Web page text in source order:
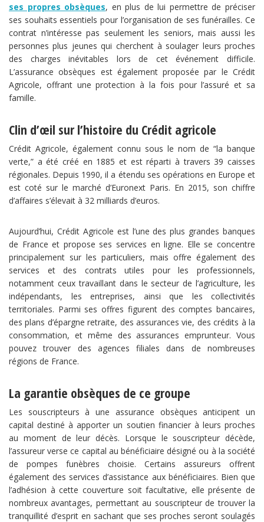
ses propres obsèques, en plus de lui permettre de préciser
ses souhaits essentiels pour l’organisation de ses funérailles. Ce
contrat n’intéresse pas seulement les seniors, mais aussi les
personnes plus jeunes qui cherchent à soulager leurs proches
des charges inévitables lors de cet événement difficile.
L’assurance obsèques est également proposée par le Crédit
Agricole, offrant une protection à la fois pour l’assuré et sa
famille.
Clin d’œil sur l’histoire du Crédit agricole
Crédit Agricole, également connu sous le nom de “la banque
verte,” a été créé en 1885 et est réparti à travers 39 caisses
régionales. Depuis 1990, il a étendu ses opérations en Europe et
est coté sur le marché d’Euronext Paris. En 2015, son chiffre
d’affaires s’élevait à 32 milliards d’euros.
Aujourd’hui, Crédit Agricole est l’une des plus grandes banques
de France et propose ses services en ligne. Elle se concentre
principalement sur les particuliers, mais offre également des
services et des contrats utiles pour les professionnels,
notamment ceux travaillant dans le secteur de l’agriculture, les
indépendants, les entreprises, ainsi que les collectivités
territoriales. Parmi ses offres figurent des comptes bancaires,
des plans d’épargne retraite, des assurances vie, des crédits à la
consommation, et même des assurances emprunteur. Vous
pouvez trouver des agences filiales dans de nombreuses
régions de France.
La garantie obsèques de ce groupe
Les souscripteurs à une assurance obsèques anticipent un
capital destiné à apporter un soutien financier à leurs proches
au moment de leur décès. Lorsque le souscripteur décède,
l’assureur verse ce capital au bénéficiaire désigné ou à la société
de pompes funèbres choisie. Certains assureurs offrent
également des services d’assistance aux bénéficiaires. Bien que
l’adhésion à cette couverture soit facultative, elle présente de
nombreux avantages, permettant au souscripteur de trouver la
tranquillité d’esprit en sachant que ses proches seront soulagés